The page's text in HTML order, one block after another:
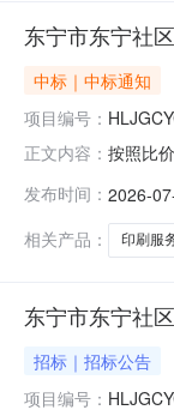
东宁市东宁社
中标｜中标通知
项目编号：
正文内容： 按照比
交时间
发布时间： 2026-
相关产品：
印刷服
东宁市东宁社
招标｜招标公告
项目编号：